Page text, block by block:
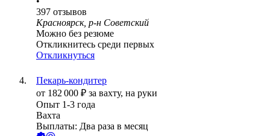
397 отзывов
Красноярск, р-н Советский
Можно без резюме
Откликнитесь среди первых
Откликнуться
Пекарь-кондитер
от 182 000 ₽ за вахту, на руки
Опыт 1-3 года
Вахта
Выплаты: Два раза в месяц